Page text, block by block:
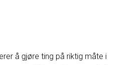
å gjøre ting på riktig måte i